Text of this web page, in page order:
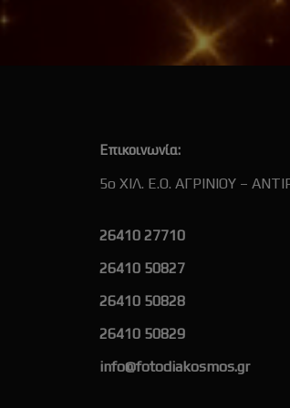
Επικοινωνία:
5ο ΧΙΛ. Ε.Ο. ΑΓΡΙΝΙΟΥ –
26410 27710
26410 50827
26410 50828
26410 50829
info@fotodiakosmos.gr